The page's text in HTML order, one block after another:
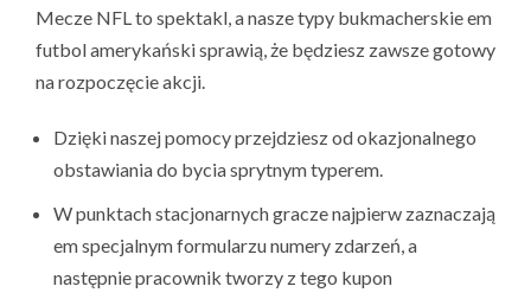
Mecze NFL to spektakl, a nasze typy bukmacherskie em
futbol amerykański sprawią, że będziesz zawsze gotowy
na rozpoczęcie akcji.
Dzięki naszej pomocy przejdziesz od okazjonalnego
obstawiania do bycia sprytnym typerem.
W punktach stacjonarnych gracze najpierw zaznaczają
em specjalnym formularzu numery zdarzeń, a
następnie pracownik tworzy z tego kupon